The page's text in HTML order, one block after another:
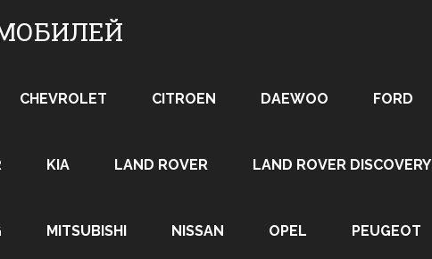
CHEVROLET CITROEN DAEWOO FORD
KIA LAND ROVER LAND ROVER DISCOVERY
MITSUBISHI NISSAN OPEL PEUGEOT